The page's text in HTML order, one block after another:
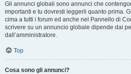
Gli annunci globali sono annunci che
importanti e tu dovresti leggerli quanto prima.
cima a tutti i forum ed anche nel Pannello di
scrivere su un annuncio globale dipende dai
dall’amministratore.
Top
Cosa sono gli annunci?